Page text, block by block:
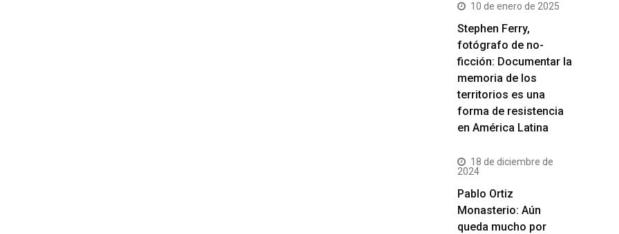
10 de enero de 2025
Stephen Ferry,
fotógrafo de no-
ficción: Documentar la
memoria de los
territorios es una
forma de resistencia
en América Latina
18 de diciembre de
2024
Pablo Ortiz
Monasterio: Aún
queda mucho por